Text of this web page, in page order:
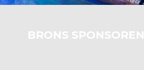
BRONS SPONSOREN